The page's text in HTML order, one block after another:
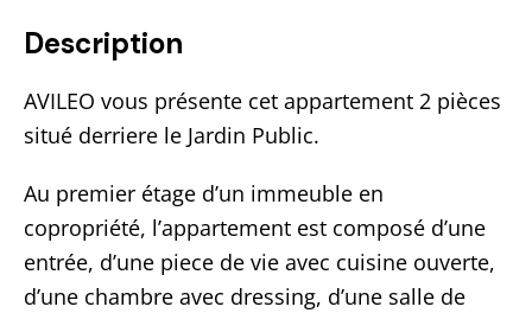
Description
AVILEO vous présente cet appartement 2 pièces
situé derriere le Jardin Public.
Au premier étage d’un immeuble en
copropriété, l’appartement est composé d’une
entrée, d’une piece de vie avec cuisine ouverte,
d’une chambre avec dressing, d’une salle de